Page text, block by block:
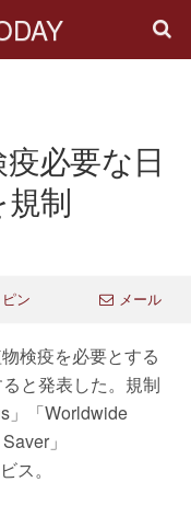
必要な日
制
ピン メール
検疫を必要とする
と発表した。規制
「Worldwide
」
ス。